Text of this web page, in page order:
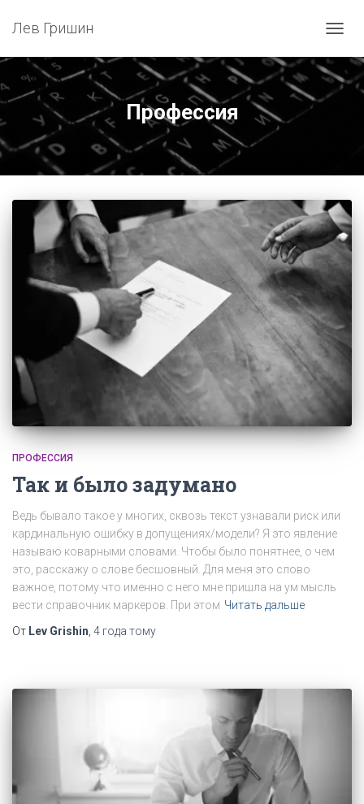
Лев Гришин
Профессия
ПРОФЕССИЯ
Так и было задумано
Ведь бывало такое у многих, сквозь текст узнавали риск или
кардинальную ошибку в допущениях/модели? Я это явление
называю коварными словами. Чтобы было понятнее, о чем
это, расскажу о слове бесшовный. Для меня это слово
важное, потому что именно с него мне пришла на ум мысль
вести справочник маркеров. При этом Читать дальше
От Lev Grishin 4 года тому